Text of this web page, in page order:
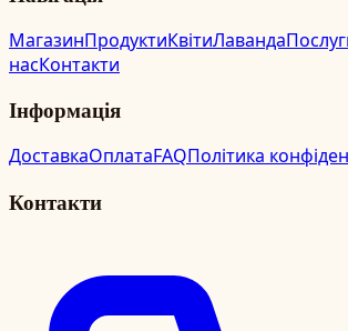
МагазинПродуктиКвітиЛаванда
насКонтакти
Інформація
ДоставкаОплатаFAQПолітика
Контакти